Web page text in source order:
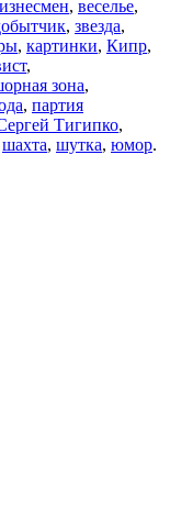
, веселье,
, звезда,
, картинки, Кипр,
,
зона,
, партия
Тигипко,
шахта, шутка, юмор.